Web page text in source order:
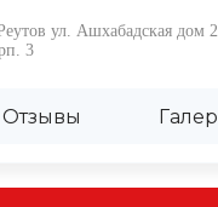
ул. Ашхабадская дом
3
Отзывы